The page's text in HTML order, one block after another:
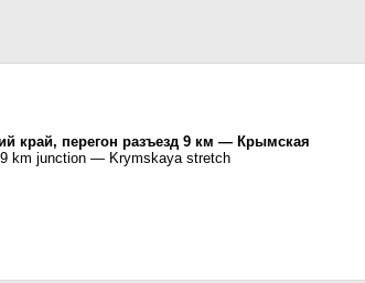
край, перегон разъезд 9 км — Крымская
km junction — Krymskaya stretch